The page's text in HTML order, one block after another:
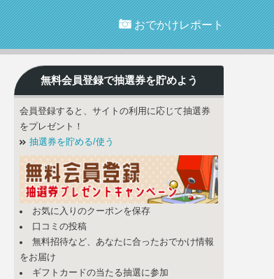
おでかけレポート
無料会員登録で抽選券を貯めよう
会員登録すると、サイトの利用に応じて抽選券
をプレゼント！
抽選券を貯める/使う
お気に入りのクーポンを保存
口コミの投稿
無料招待など、あなたに合ったおでかけ情報
をお届け
ギフトカードの当たる抽選に参加